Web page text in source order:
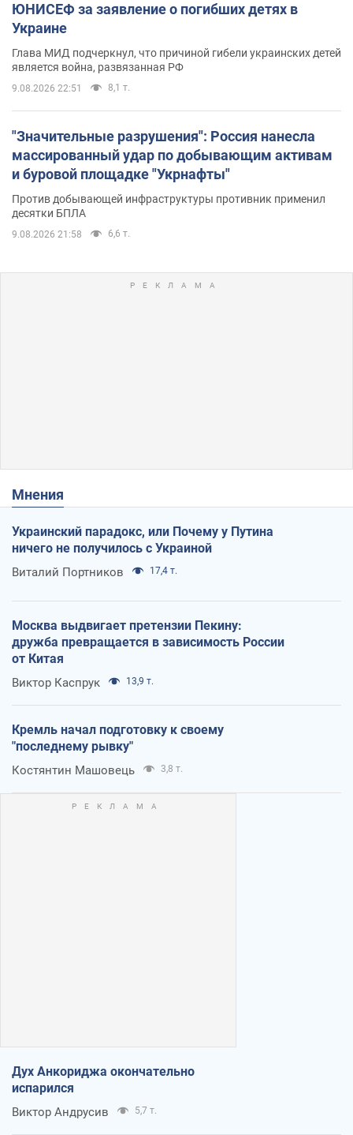
ЮНИСЕФ за заявление о погибших детях в
Украине
Глава МИД подчеркнул, что причиной гибели украинских детей
является война, развязанная РФ
9.08.2026 22:51 8,1 т.
"Значительные разрушения": Россия нанесла
массированный удар по добывающим активам
и буровой площадке "Укрнафты"
Против добывающей инфраструктуры противник применил
десятки БПЛА
9.08.2026 21:58 6,6 т.
Мнения
Украинский парадокс, или Почему у Путина
ничего не получилось с Украиной
Виталий Портников 17,4 т.
Москва выдвигает претензии Пекину:
дружба превращается в зависимость России
от Китая
Виктор Каспрук 13,9 т.
Кремль начал подготовку к своему
"последнему рывку"
Костянтин Машовець 3,8 т.
Дух Анкориджа окончательно
испарился
Виктор Андрусив 5,7 т.